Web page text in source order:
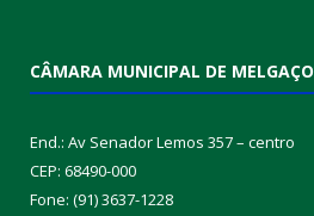
CÂMARA MUNICIPAL DE MELGAÇO
End.: Av Senador Lemos 357 – centro
CEP: 68490-000
Fone: (91) 3637-1228